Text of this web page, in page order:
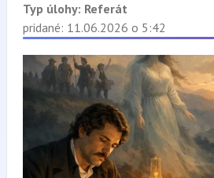
Typ úlohy: Referát
pridané: 11.06.2026 o 5:42